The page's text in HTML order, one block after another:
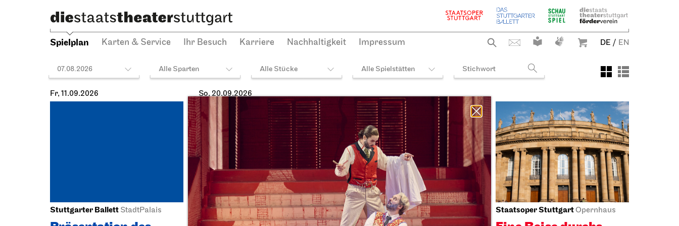
Spielplan Karten & Service Ihr Besuch Karriere Nachhaltigkeit Impressum DE / EN
07.08.2026 Alle Sparten Alle Stücke Alle Spielstätten
Fr, 11.09.2026
Stuttgarter Ballett StadtPalais
So, 20.09.2026
Staatstheater StuttgartOpernhaus,
Schauspielhaus und Opernvorplatz
JOiN
Opernhaus, Foyer I. Rang
Theaterfest
Staatsoper StuttgartOpernhaus